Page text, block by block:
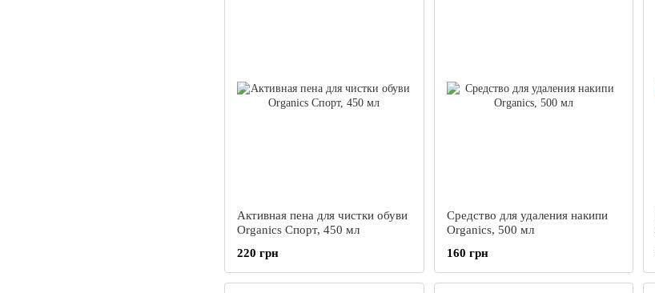
Активная пена для чистки обуви
Organics Спорт, 450 мл
220 грн
Средство для удаления накипи
Organics, 500 мл
160 грн